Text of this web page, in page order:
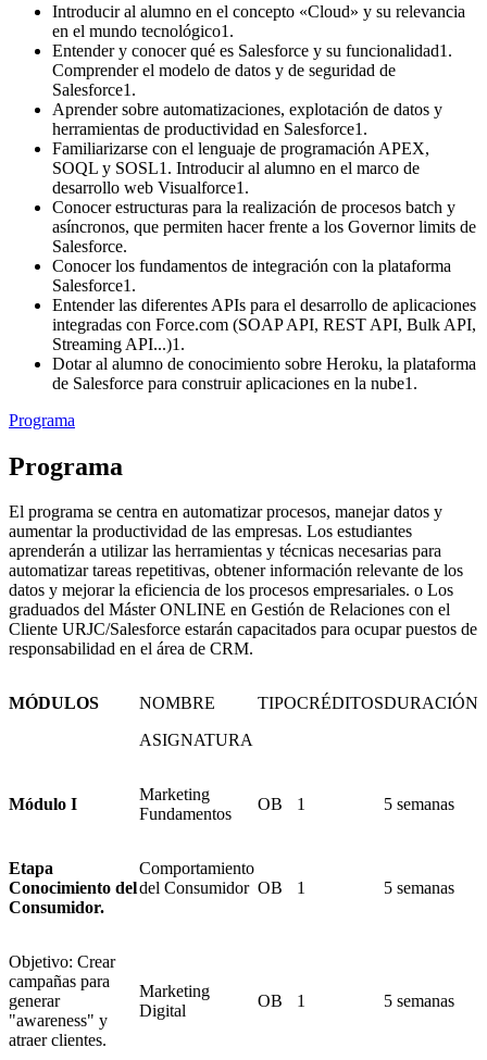
Introducir al alumno en el concepto «Cloud» y su relevancia
en el mundo tecnológico1.
Entender y conocer qué es Salesforce y su funcionalidad1.
Comprender el modelo de datos y de seguridad de
Salesforce1.
Aprender sobre automatizaciones, explotación de datos y
herramientas de productividad en Salesforce1.
Familiarizarse con el lenguaje de programación APEX,
SOQL y SOSL1. Introducir al alumno en el marco de
desarrollo web Visualforce1.
Conocer estructuras para la realización de procesos batch y
asíncronos, que permiten hacer frente a los Governor limits de
Salesforce.
Conocer los fundamentos de integración con la plataforma
Salesforce1.
Entender las diferentes APIs para el desarrollo de aplicaciones
integradas con Force.com (SOAP API, REST API, Bulk API,
Streaming API...)1.
Dotar al alumno de conocimiento sobre Heroku, la plataforma
de Salesforce para construir aplicaciones en la nube1.
Programa
Programa
El programa se centra en automatizar procesos, manejar datos y
aumentar la productividad de las empresas. Los estudiantes
aprenderán a utilizar las herramientas y técnicas necesarias para
automatizar tareas repetitivas, obtener información relevante de los
datos y mejorar la eficiencia de los procesos empresariales. o Los
graduados del Máster ONLINE en Gestión de Relaciones con el
Cliente URJC/Salesforce estarán capacitados para ocupar puestos de
responsabilidad en el área de CRM.
MÓDULOS
NOMBRE
ASIGNATURA
TIPOCRÉDITOSDURACIÓN
Módulo I
Marketing
Fundamentos
OB 1 5 semanas
Etapa
Conocimiento del
Consumidor.
Comportamiento
del Consumidor OB 1 5 semanas
Objetivo: Crear
campañas para
generar
"awareness" y
atraer clientes.
Marketing
Digital
OB 1 5 semanas